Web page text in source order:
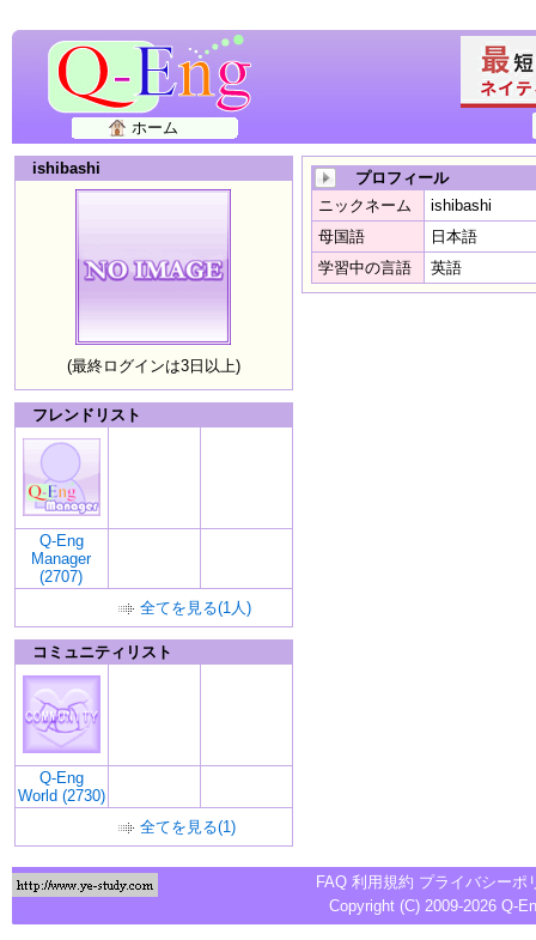
ホーム
ishibashi
(最終ログインは3日以上)
フレンドリスト
Q-Eng
Manager
(2707)
全てを見る(1人)
コミュニティリスト
Q-Eng
World (2730)
全てを見る(1)
プロフィール
ニックネーム
ishibashi
母国語
日本語
学習中の言語
英語
FAQ 利用規約 プライバシーポ
Copyright (C) 2009-2026 Q-